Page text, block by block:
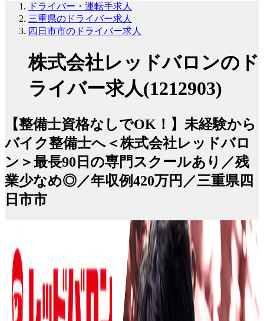
ドライバー・運転手求人
三重県のドライバー求人
四日市市のドライバー求人
株式会社レッドバロンのド
ライバー求人(1212903)
【整備士資格なしでOK！】未経験から
バイク整備士へ＜株式会社レッドバロ
ン＞最長90日の専門スクールあり／残
業少なめ◎／年収例420万円／三重県四
日市市